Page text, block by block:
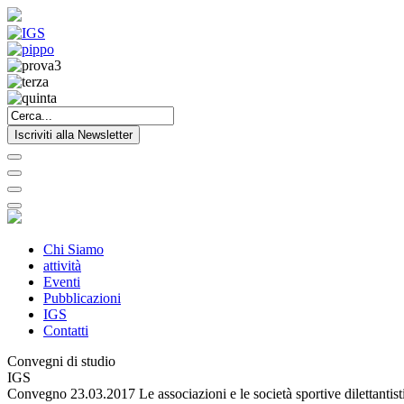
Iscriviti alla Newsletter
Chi Siamo
attività
Eventi
Pubblicazioni
IGS
Contatti
Convegni di studio
IGS
Convegno 23.03.2017 Le associazioni e le società sportive